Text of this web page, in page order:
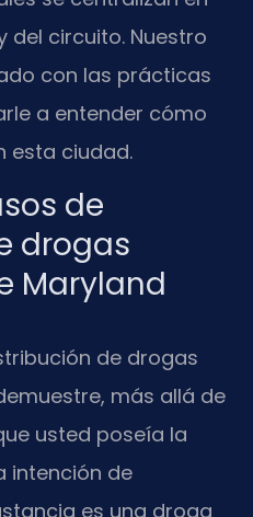
del circuito. Nuestro
con las prácticas
a entender cómo
esta ciudad.
de
drogas
Maryland
de drogas
más allá de
usted poseía la
intención de
es una droga